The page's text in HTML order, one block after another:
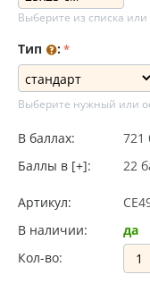
Выберите из списка или
Тип :
Выберите нужный или
В баллах:
721
Баллы в [+]:
22
Артикул:
В наличии:
да
Кол-во: